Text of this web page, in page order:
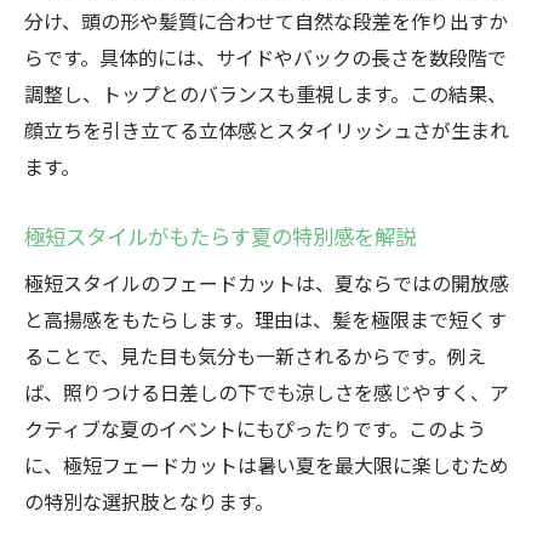
分け、頭の形や髪質に合わせて自然な段差を作り出すか
らです。具体的には、サイドやバックの長さを数段階で
調整し、トップとのバランスも重視します。この結果、
顔立ちを引き立てる立体感とスタイリッシュさが生まれ
ます。
極短スタイルがもたらす夏の特別感を解説
極短スタイルのフェードカットは、夏ならではの開放感
と高揚感をもたらします。理由は、髪を極限まで短くす
ることで、見た目も気分も一新されるからです。例え
ば、照りつける日差しの下でも涼しさを感じやすく、ア
クティブな夏のイベントにもぴったりです。このよう
に、極短フェードカットは暑い夏を最大限に楽しむため
の特別な選択肢となります。